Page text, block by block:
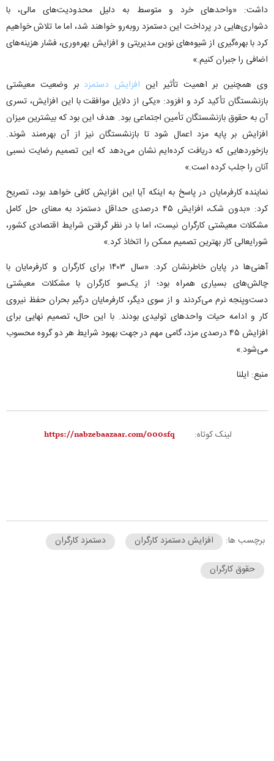
داشت: «واحدهای خرد و متوسط به دلیل محدودیت‌های مالی، با
دشواری‌هایی در پرداخت این دستمزد روبه‌رو خواهند شد، اما ما تلاش خواهیم
کرد با بهره‌گیری از شیوه‌های نوین مدیریتی و افزایش بهره‌وری، فشار هزینه‌های
اضافی را جبران کنیم.»
وی همچنین بر اهمیت تأثیر این افزایش دستمزد بر وضعیت معیشتی
بازنشستگان تأکید کرد و افزود: «یکی از دلایل موافقت با این افزایش، تسری
آن به حقوق بازنشستگان تأمین اجتماعی بود. هدف این بود که بیشترین میزان
افزایش بر پایه مزد اعمال شود تا بازنشستگان نیز از آن بهره‌مند شوند.
بازخوردهایی که دریافت کرده‌ایم نشان می‌دهد که این تصمیم رضایت نسبی
آنان را جلب کرده است.»
نماینده کارفرمایان در پاسخ به اینکه آیا این افزایش کافی خواهد بود، تصریح
کرد: «بدون شک، افزایش ۴۵ درصدی حداقل دستمزد به معنای حل کامل
مشکلات معیشتی کارگران نیست، اما با در نظر گرفتن شرایط اقتصادی کشور،
شورایعالی کار بهترین تصمیم ممکن را اتخاذ کرد.»
آهنی‌ها در پایان خاطرنشان کرد: «سال ۱۴۰۳ برای کارگران و کارفرمایان با
چالش‌های بسیاری همراه بود؛ از یک‌سو کارگران با مشکلات معیشتی
دست‌وپنجه نرم می‌کردند و از سوی دیگر، کارفرمایان درگیر بحران حفظ نیروی
کار و ادامه حیات واحدهای تولیدی بودند. با این حال، تصمیم نهایی برای
افزایش ۴۵ درصدی مزد، گامی مهم در جهت بهبود شرایط هر دو گروه محسوب
می‌شود.»
منبع: ایلنا
لینک کوتاه:
برچسب ها: افزایش دستمزد کارگران
دستمزد کارگران
حقوق کارگران